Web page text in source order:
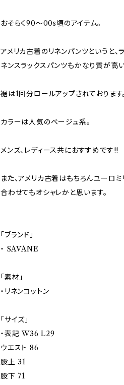
おそらく90～00s頃のアイテム。
アメリカ古着のリネンパンツというと
ネンスラックスパンツもかなり質が高
裾は1回分ロールアップされております。
カラーは人気のベージュ系。
メンズ、レディース共におすすめです!!
また、アメリカ古着はもちろんユーロ
合わせてもオシャレかと思います。
「ブランド」
・ SAVANE
「素材」
・リネンコットン
「サイズ」
・表記 W36 L29
ウエスト 86
股上 31
股下 71